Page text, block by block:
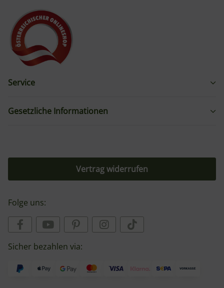
Service
Gesetzliche Informationen
Vertrag widerrufen
Folge uns:
Sicher bezahlen via: